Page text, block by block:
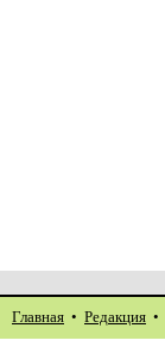
Главная • Редакция •